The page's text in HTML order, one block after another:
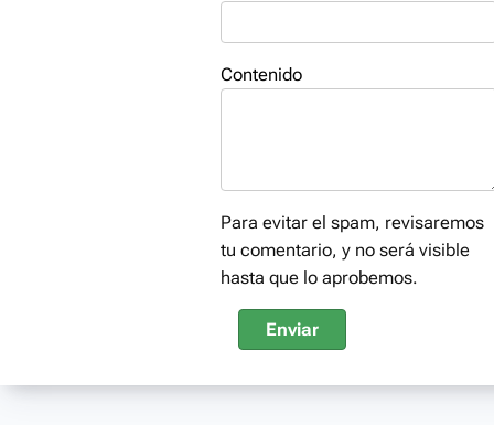
Contenido
Para evitar el spam, revisaremos
tu comentario, y no será visible
hasta que lo aprobemos.
Enviar